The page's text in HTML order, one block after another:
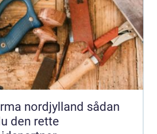
nordjylland sådan
den rette